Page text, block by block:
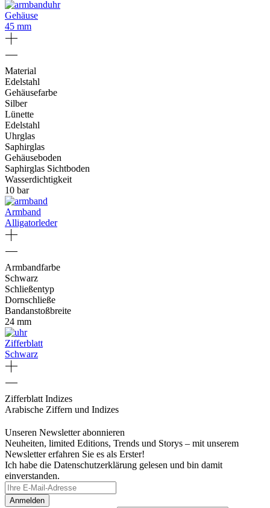
Gehäuse
45 mm
Material
Edelstahl
Gehäusefarbe
Silber
Lünette
Edelstahl
Uhrglas
Saphirglas
Gehäuseboden
Saphirglas Sichtboden
Wasserdichtigkeit
10 bar
Armband
Alligatorleder
Armbandfarbe
Schwarz
Schließentyp
Dornschließe
Bandanstoßbreite
24 mm
Zifferblatt
Schwarz
Zifferblatt Indizes
Arabische Ziffern und Indizes
Unseren Newsletter abonnieren
Neuheiten, limited Editions, Trends und Storys – mit unserem
Newsletter erfahren Sie es als Erster!
Ich habe die Datenschutzerklärung gelesen und bin damit
einverstanden.
Anmelden